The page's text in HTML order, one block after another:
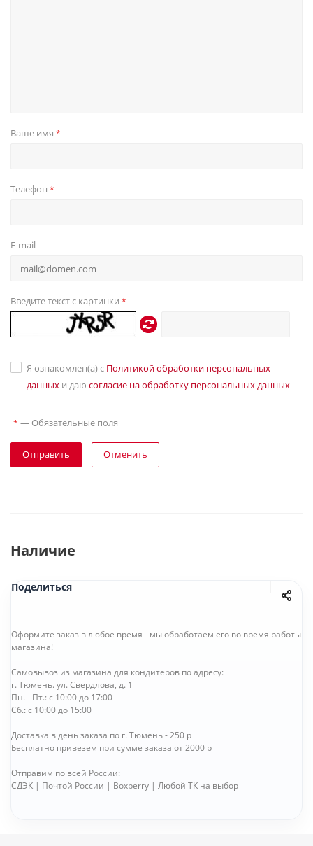
Ваше имя *
Телефон *
E-mail
Введите текст с картинки *
Я ознакомлен(а) с Политикой обработки персональных
данных и даю согласие на обработку персональных данных
* — Обязательные поля
Отправить Отменить
Наличие
Поделиться
Оформите заказ в любое время - мы обработаем его во время работы
магазина!
Самовывоз из магазина для кондитеров по адресу:
г. Тюмень. ул. Свердлова, д. 1
Пн. - Пт.: с 10:00 до 17:00
Сб.: с 10:00 до 15:00
Доставка в день заказа по г. Тюмень - 250 р
Бесплатно привезем при сумме заказа от 2000 р
Отправим по всей России:
СДЭК | Почтой России | Boxberry | Любой ТК на выбор